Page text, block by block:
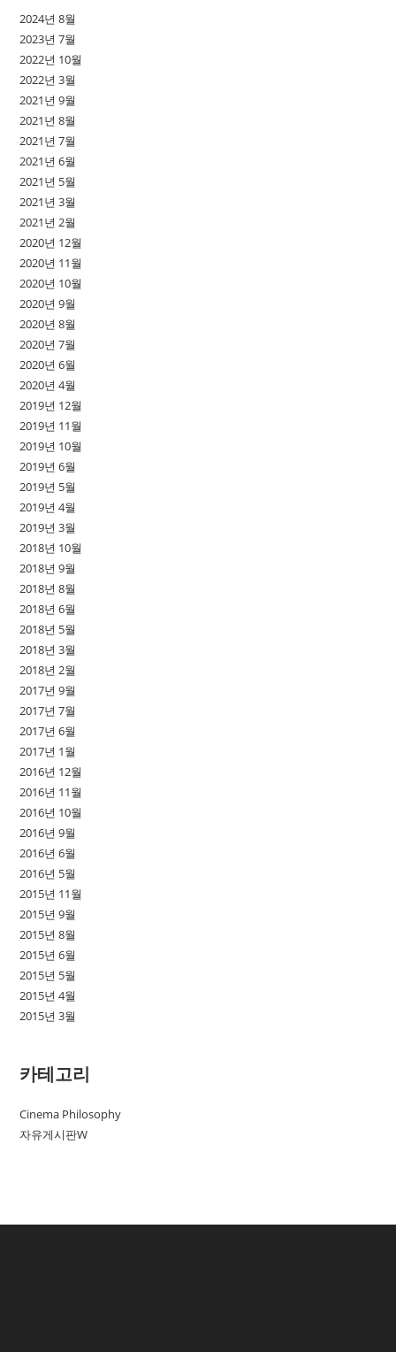
2024년 8월
2023년 7월
2022년 10월
2022년 3월
2021년 9월
2021년 8월
2021년 7월
2021년 6월
2021년 5월
2021년 3월
2021년 2월
2020년 12월
2020년 11월
2020년 10월
2020년 9월
2020년 8월
2020년 7월
2020년 6월
2020년 4월
2019년 12월
2019년 11월
2019년 10월
2019년 6월
2019년 5월
2019년 4월
2019년 3월
2018년 10월
2018년 9월
2018년 8월
2018년 6월
2018년 5월
2018년 3월
2018년 2월
2017년 9월
2017년 7월
2017년 6월
2017년 1월
2016년 12월
2016년 11월
2016년 10월
2016년 9월
2016년 6월
2016년 5월
2015년 11월
2015년 9월
2015년 8월
2015년 6월
2015년 5월
2015년 4월
2015년 3월
카테고리
Cinema Philosophy
자유게시판W